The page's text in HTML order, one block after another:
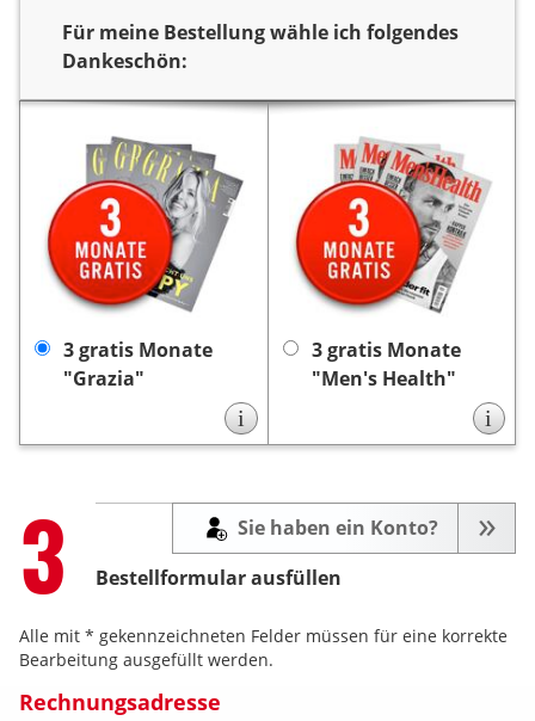
Für meine Bestellung wähle ich folgendes
Dankeschön:
Dankeschön
3 gratis Monate
"Grazia"
Sie verschenken ein Jahr
Lesespaß mit dem Titel
wanderlust.
Als
Dankeschön erhalten Sie
von uns
3 Monate gratis
die Zeitschrift „Grazia”.
Die Lieferung endet nach
3 Monaten automatisch,
notwendig.
i
3 gratis Monate
"Men's Health"
Sie verschenken ein Jahr
Lesespaß mit dem Titel
wanderlust.
Als
Dankeschön erhalten Sie
von uns
3 Monate gratis
die Zeitschrift „Men’s
Health”.
Die Lieferung
endet nach 3 Monaten
keine
Kündigung notwendig.
i
Step
3 Bestellformular ausfüllen
Sie haben ein Konto?
Alle mit * gekennzeichneten Felder müssen für eine korrekte
Bearbeitung ausgefüllt werden.
Rechnungsadresse